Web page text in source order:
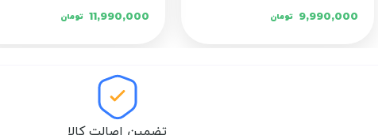
9,990,000 تومان 11,990,000 تومان